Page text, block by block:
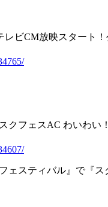
レビCM放映スタート
クフェスAC わいわい
ェスティバル』で『